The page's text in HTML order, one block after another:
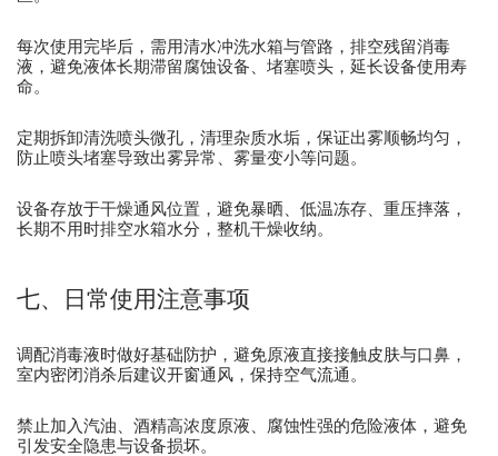
每次使用完毕后，需用清水冲洗水箱与管路，排空残留消毒
液，避免液体长期滞留腐蚀设备、堵塞喷头，延长设备使用寿
命。
定期拆卸清洗喷头微孔，清理杂质水垢，保证出雾顺畅均匀，
防止喷头堵塞导致出雾异常、雾量变小等问题。
设备存放于干燥通风位置，避免暴晒、低温冻存、重压摔落，
长期不用时排空水箱水分，整机干燥收纳。
七、日常使用注意事项
调配消毒液时做好基础防护，避免原液直接接触皮肤与口鼻，
室内密闭消杀后建议开窗通风，保持空气流通。
禁止加入汽油、酒精高浓度原液、腐蚀性强的危险液体，避免
引发安全隐患与设备损坏。